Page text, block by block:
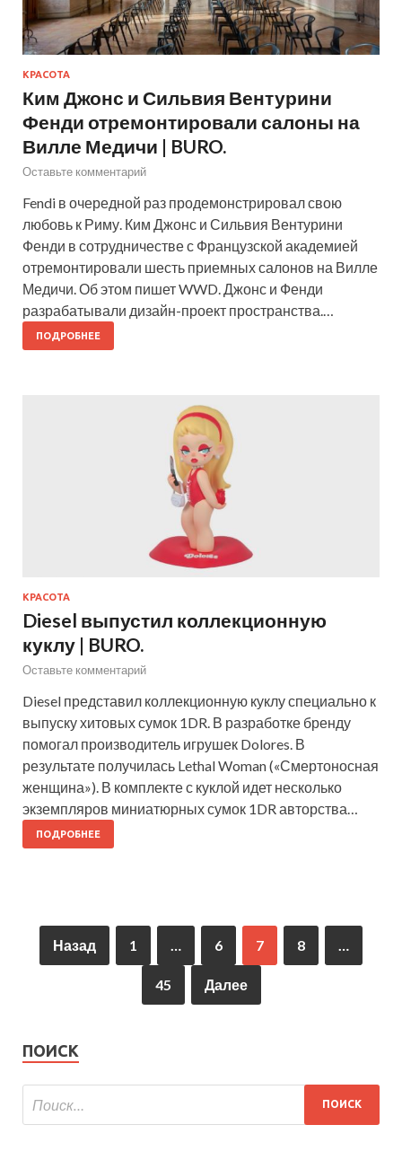
КРАСОТА
Ким Джонс и Сильвия Вентурини
Фенди отремонтировали салоны на
Вилле Медичи | BURO.
Оставьте комментарий
Fendi в очередной раз продемонстрировал свою
любовь к Риму. Ким Джонс и Сильвия Вентурини
Фенди в сотрудничестве с Французской академией
отремонтировали шесть приемных салонов на Вилле
Медичи. Об этом пишет WWD. Джонс и Фенди
разрабатывали дизайн-проект пространства.…
ПОДРОБНЕЕ
КРАСОТА
Diesel выпустил коллекционную
куклу | BURO.
Оставьте комментарий
Diesel представил коллекционную куклу специально к
выпуску хитовых сумок 1DR. В разработке бренду
помогал производитель игрушек Dolores. В
результате получилась Lethal Woman («Смертоносная
женщина»). В комплекте с куклой идет несколько
экземпляров миниатюрных сумок 1DR авторства…
ПОДРОБНЕЕ
Назад 1 6 7 8
45 Далее
ПОИСК